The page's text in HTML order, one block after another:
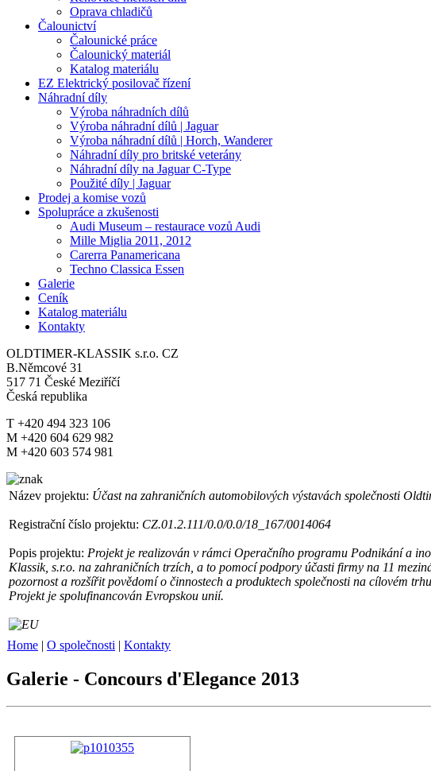
Oprava chladičů
Čalounictví
Čalounické práce
Čalounický materiál
Katalog materiálu
EZ Elektrický posilovač řízení
Náhradní díly
Výroba náhradních dílů
Výroba náhradní dílů | Jaguar
Výroba náhradní dílů | Horch, Wanderer
Náhradní díly pro britské veterány
Náhradní díly na Jaguar C-Type
Použité díly | Jaguar
Prodej a komise vozů
Spolupráce a zkušenosti
Audi Museum – restaurace vozů Audi
Mille Miglia 2011, 2012
Carerra Panamericana
Techno Classica Essen
Galerie
Ceník
Katalog materiálu
Kontakty
OLDTIMER-KLASSIK s.r.o. CZ
B.Němcové 31
517 71 České Meziříčí
Česká republika
T +420 494 323 106
M +420 604 629 982
M +420 603 574 981
Název projektu: Účast na zahraničních automobilových výstavách společnosti
Registrační číslo projektu: CZ.01.2.111/0.0/0.0/18_167/0014064
Popis projektu: Projekt je realizován v rámci Operačního programu Podnikání a
Klassik, s.r.o. na zahraničních trzích, a to pomocí podpory účasti firmy na 11
pozornost a rozšířit povědomí o činnostech a produktech společnosti na cílovém
Projekt je spolufinancován Evropskou unií.
Home | O společnosti | Kontakty
Galerie - Concours d'Elegance 2013